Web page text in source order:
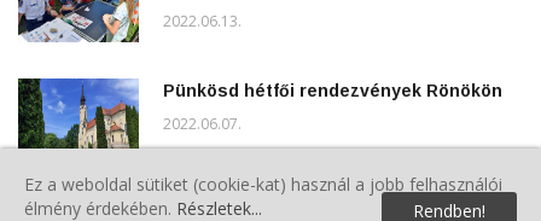
2022.06.13.
Pünkösd hétfői rendezvények Rönökön
2022.06.07.
Ez a weboldal sütiket (cookie-kat) használ a jobb felhasználói
élmény érdekében. Részletek... Rendben!